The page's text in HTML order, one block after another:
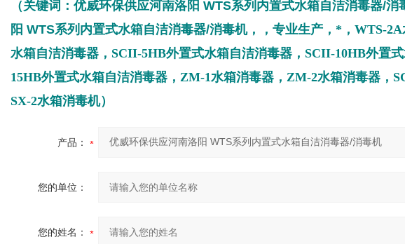
（关键词： 优威环保供应河南洛阳 WTS系列内置式水箱自洁消毒器/消
阳 WTS系列内置式水箱自洁消毒器/消毒机，
，专业生产，*，WTS-
水箱自洁消毒器，SCII-5HB外置式水箱自洁消毒器，SCII-10HB外置
15HB外置式水箱自洁消毒器，ZM-1水箱消毒器，ZM-2水箱消毒器，
SX-2水箱消毒机）
产品：
您的单位：
您的姓名：